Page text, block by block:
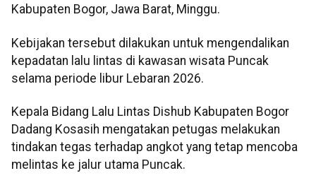
Kabupaten Bogor, Jawa Barat, Minggu.
Kebijakan tersebut dilakukan untuk mengendalikan
kepadatan lalu lintas di kawasan wisata Puncak
selama periode libur Lebaran 2026.
Kepala Bidang Lalu Lintas Dishub Kabupaten Bogor
Dadang Kosasih mengatakan petugas melakukan
tindakan tegas terhadap angkot yang tetap mencoba
melintas ke jalur utama Puncak.